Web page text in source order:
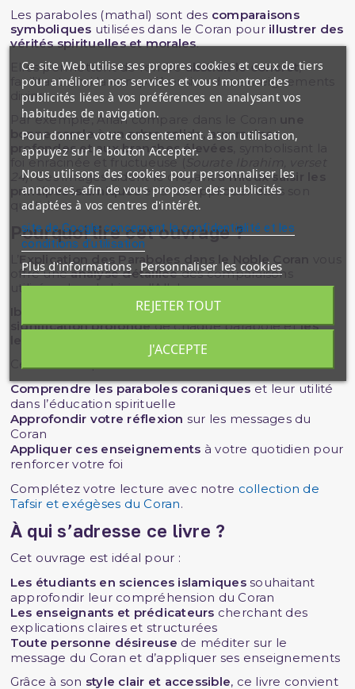
Les paraboles (mathal) sont des comparaisons
symboliques utilisées dans le Coran pour illustrer des
vérités spirituelles et morales.
Elles permettent de rendreabstrait le concret,
facilitant ainsi la compréhension des enseignements
divins.
Par exemple, Allah compare dans le Coran
bonne paroleàun arbre solide, aux racines
profondes et aux branches élevées
foi enracinée et fructueuse (
24). Ces images aident le croyant àmieux saisir les
principes islamiqueset à les appliquer dans son
quotidien.
Pourquoi lire cet ouvrage ?
Explication des Paraboles dans le Noble Coran
offre uneanalyse détailléedes comparaisons
utilisées dans le Livre d’Allah.
Ibn Qayyim Al-Jawziyya, savant reconnu, explique la
signification profondede chaque parabole etles
Ce livre vous permettra de :
Comprendre les paraboles coraniques et leur utilité
dans l’éducation spirituelle
Approfondir votre réflexion sur les messages du
Coran
Appliquer ces enseignements à votre quotidien pour
renforcer votre foi
Complétez votre lecture avec notre collection de
Tafsir et exégèses du Coran.
À qui s’adresse ce livre ?
Cet ouvrage est idéal pour :
Les étudiants en sciences islamiquessouhaitant
approfondir leur compréhension du Coran
Les enseignants et prédicateurs cherchant des
explications claires et structurées
Toute personne désireuse de méditer sur le
message du Coran et d’appliquer ses enseignements
Grâce à son style clair et accessible, ce livre convient
Ce site Web utilise ses propres cookies et ceux de tiers
pour améliorer nos services et vous montrer des
publicités liées à vos préférences en analysant vos
habitudes de navigation.
Pour donner votre consentement à son utilisation,
appuyez sur le bouton Accepter.
Nous utilisons des cookies pour personnaliser les
annonces, afin de vous proposer des publicités
adaptées à vos centres d'intérêt.
site de Google concernant la confidentialité et les
conditions d'utilisation
Plus d'informations Personnaliser les cookies
REJETER TOUT
J'ACCEPTE